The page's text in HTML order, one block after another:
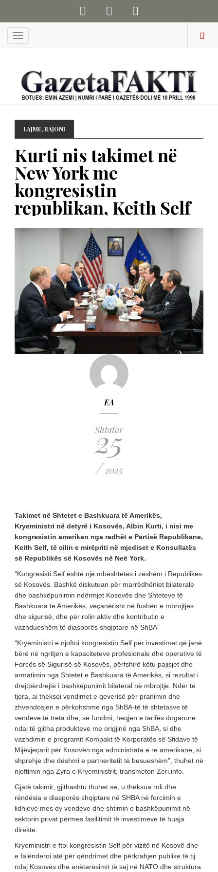
Menu
LAJME,RAJONI
Kurti nis takimet në
New York me
kongresistin
republikan, Keith Self
EA
Shtator
25
/ 2025
Takimet në Shtetet e Bashkuara të Amerikës,
Kryeministri në detyrë i Kosovës, Albin Kurti, i nisi me
kongresistin amerikan nga radhët e Partisë Republikane,
Keith Self, të cilin e mirëpriti në mjediset e Konsullatës
së Republikës së Kosovës në Neë York.
“Kongresisti Self është një mbështetës i zëshëm i Republikës
së Kosovës. Bashkë diskutuan për marrëdhëniet bilaterale
dhe bashkëpunimin ndërmjet Kosovës dhe Shteteve të
Bashkuara të Amerikës, veçanërisht në fushën e mbrojtjes
dhe sigurisë, dhe për rolin aktiv dhe kontributin e
vazhdueshëm të diasporës shqiptare në ShBA”
“Kryeministri e njoftoi kongresistin Self për investimet që janë
bërë në ngritjen e kapaciteteve profesionale dhe operative të
Forcës së Sigurisë së Kosovës, përfshirë këtu pajisjet dhe
armatimin nga Shtetet e Bashkuara të Amerikës, si rezultat i
drejtpërdrejtë i bashkëpunimit bilateral në mbrojtje. Ndër të
tjera, ai theksoi vendimet e qeverisë për pranimin dhe
zhvendosjen e përkohshme nga ShBA-të të shtetasve të
vendeve të treta dhe, së fundmi, heqjen e tarifës doganore
ndaj të gjitha produkteve me origjinë nga ShBA, si dhe
vazhdimin e programit Kompakt të Korporatës së Sfidave të
Mijëvjeçarit për Kosovën nga administrata e re amerikane, si
shprehje dhe dëshmi e partneritetit të besueshëm”, thuhet në
njoftimin nga Zyra e Kryeministrit, transmeton Zeri.info.
Gjatë takimit, gjithashtu thuhet se, u theksua roli dhe
rëndësia e diasporës shqiptare në SHBA në forcimin e
lidhjeve mes dy vendeve dhe shtimin e bashkëpunimit në
sektorin privat përmes fasilitimit të investimeve të huaja
direkte.
Kryeministri e ftoi kongresistin Self për vizitë në Kosovë dhe
e falënderoi atë për qëndrimet dhe përkrahjen publike të tij
ndaj Kosovës dhe anëtarësimit të saj në NATO dhe struktura